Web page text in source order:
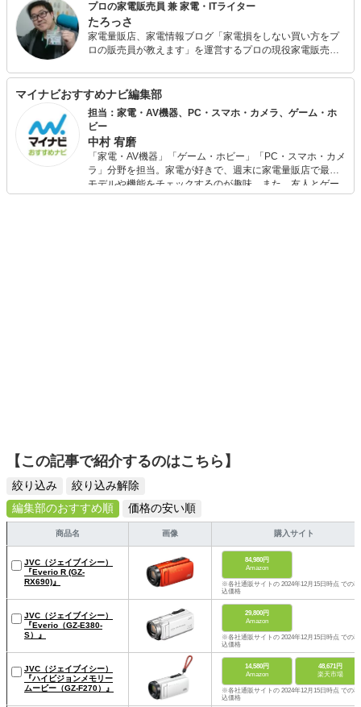
プロの家電販売員 兼 家電・ITライター
たろっさ
家電量販店、家電情報ブログ「家電損をしない買い方をプ
ロの販売員が教えます」を運営するプロの現役家電販売
ルバイトを経てそのまま家電量販店の道へと進んで15年
弱。 個人で年間2億円を売り上げ、数々の法人内コンテス
ト等で表彰された経験を持っています。 家電アドバイザー
の資格を有し、家電と名の付く物全てに精通しています。
家電で分からないことはありません。 現在は家電ライター
の業務も通して「全ての人が平等に良い家電に巡り会える
機会の提供」に尽力しています。
マイナビおすすめナビ編集部
担当：家電・AV機器、PC・スマホ・カメラ、ゲーム・ホ
ビー
中村 宥磨
「家電・AV機器」「ゲーム・ホビー」「PC・スマホ・カメ
ラ」分野を担当。家電が好きで、週末に家電量販店で最新
モデルや機能をチェックするのが趣味。また、友人とゲー
ムを楽しみながら、新作タイトルやイベント情報もいち早
【この記事で紹介するのはこちら】
絞り込み
絞り込み解除
編集部のおすすめ順
価格の安い順
商品名 画像 購入サイト
JVC（ジェイブイシー）
『Everio R (GZ-
RX690)』
84,980円
Amazon
※各社通販サイトの 2024年12月15日時点 での税
込価格
JVC（ジェイブイシー）
『Everio（GZ-E380-
S）』
29,800円
Amazon
※各社通販サイトの 2024年12月15日時点 での税
込価格
JVC（ジェイブイシー）
『ハイビジョンメモリー
ムービー（GZ-F270）』
14,580円
Amazon
48,671円
楽天市場
※各社通販サイトの 2024年12月15日時点 での税
込価格